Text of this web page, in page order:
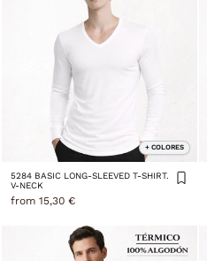
+ COLORES
5284 BASIC LONG-SLEEVED T-SHIRT.
V-NECK
from 15,30 €